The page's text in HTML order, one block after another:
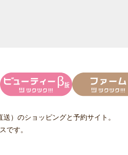
） のショッピングと予約サイト。
です。